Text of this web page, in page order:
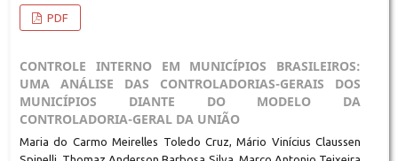
PDF
CONTROLE INTERNO EM MUNICÍPIOS BRASILEIROS:
UMA ANÁLISE DAS CONTROLADORIAS-GERAIS DOS
MUNICÍPIOS DIANTE DO MODELO DA
CONTROLADORIA-GERAL DA UNIÃO
Maria do Carmo Meirelles Toledo Cruz, Mário Vinícius Claussen